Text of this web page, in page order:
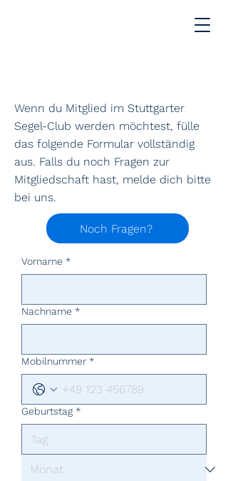
Wenn du Mitglied im Stuttgarter
Segel-Club werden möchtest, fülle
das folgende Formular vollständig
aus. Falls du noch Fragen zur
Mitgliedschaft hast, melde dich bitte
bei uns.
Noch Fragen?
Vorname *
Nachname *
Mobilnummer *
Geburtstag *